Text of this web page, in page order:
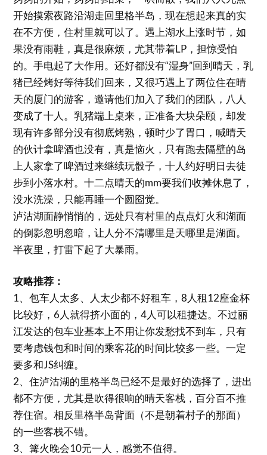
开始摸索夜路沿湖走回里格半岛，现在想起来真的实
在不方便，住村里就可以了。遇上湖水上涨时节，如
果没有雨鞋，真是很麻烦，尤其带着LP，担惊受怕
的。手电起了大作用。还好都没有“湿身”回到晴天，乳
猪已经烤好等待我们回来，又很巧遇上了两位住在晴
天的厦门的游客，邀请他们加入了我们的团队，八人
变成了十人。乳猪端上桌来，正准备大块朵颐，却发
现有许多部分没有彻底烤熟，顿时少了胃口，喊晴天
的伙计拿啤酒也没有，真是恼火，只有跑去隔壁的岛
上人家拿了啤酒过来继续玩骰子，十人约好明日去徒
步到小落水村。十二点晴天的mm要我们收摊休息了，
没水洗澡，只能再睡一个囫囵觉。
泸沽湖面静悄悄的，远处只有村里的点点灯火和湖面
的倒影忽明忽暗，让人分不清哪里是天哪里是湖面。
半夜里，打雷下起了大暴雨。
攻略推荐：
1、包车人太多、人太少都不好租车，8人租12座金杯
比较好，6人就得挤小面的，4人可以租捷达。不过丽
江发达的包车业基本上不用让你发愁找不到车，只有
要考虑钱包和时间的乘客花的时间比较多一些。一定
要多和JS纠缠。
2、住泸沽湖的里格半岛已经不是最好的选择了，进出
都不方便，尤其是吹得很响的晴天客栈，百分百不推
荐住宿。相反里格半岛背面（不是朝着村子的那面）
的一些客栈不错。
3、篝火晚会10元一人，感觉不值得。